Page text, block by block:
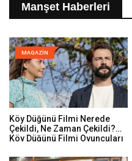
Manşet Haberleri
MAGAZİN
Köy Düğünü Filmi Nerede
Çekildi, Ne Zaman Çekildi?
Köy Düğünü Filmi Oyuncuları